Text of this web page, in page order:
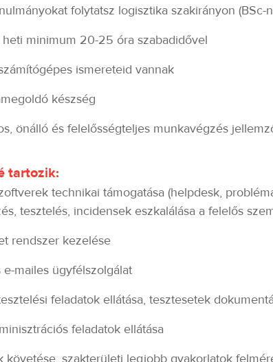
folytatsz logisztika szakirányon
heti minimum 20-25 óra szabadidővel
ismereteid vannak
készség
önálló és felelősségteljes munkavégzés
tartozik:
technikai támogatása (helpdesk,
tesztelés, incidensek eszkalálása a felelős
rendszer kezelése
e-mailes ügyfélszolgálat
feladatok ellátása, tesztesetek
feladatok ellátása
követése, szakterületi legjobb gyakorlatok